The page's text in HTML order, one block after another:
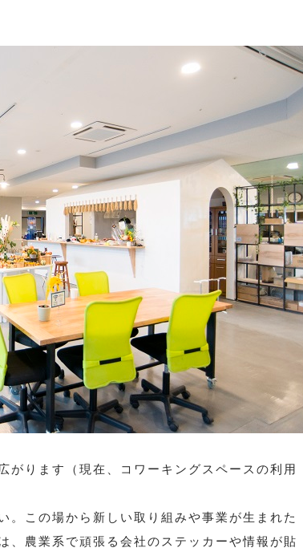
がります（現在、コワーキングスペースの利用
。この場から新しい取り組みや事業が生まれた
、農業系で頑張る会社のステッカーや情報が貼